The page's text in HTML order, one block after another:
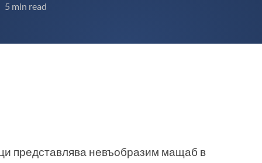
5 min read
представлява невъобразим мащаб в